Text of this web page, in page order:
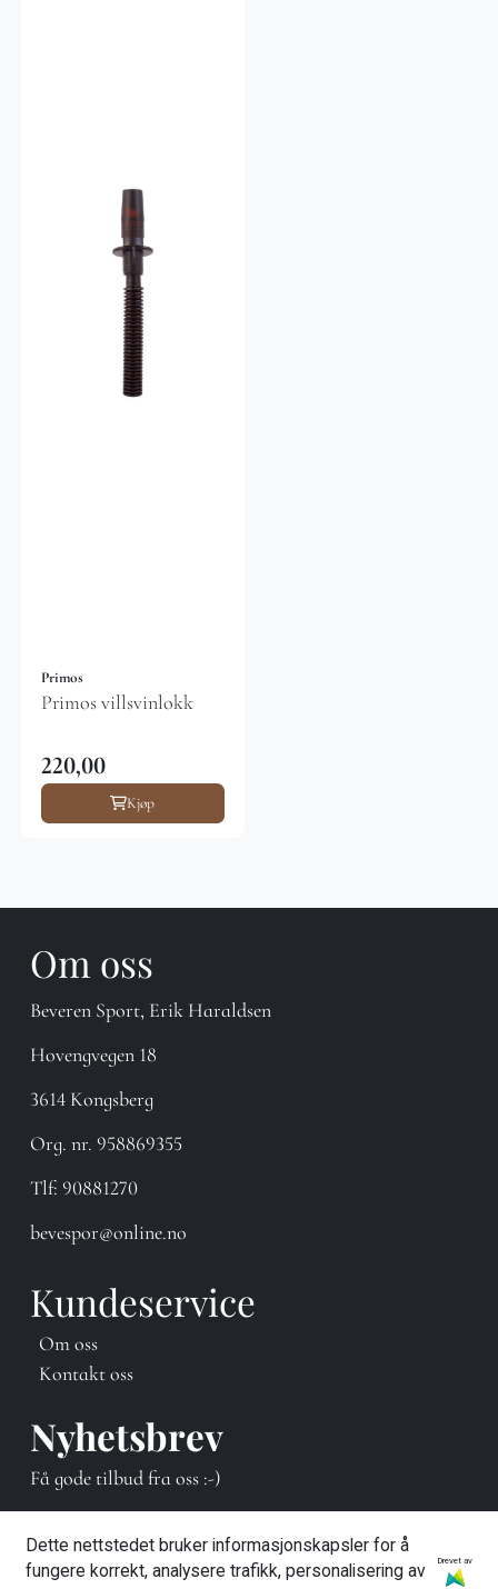
Primos
Primos villsvinlokk
220,00
Kjøp
Om oss
Beveren Sport, Erik Haraldsen
Hovengvegen 18
3614 Kongsberg
Org. nr. 958869355
Tlf: 90881270
bevespor@online.no
Kundeservice
Om oss
Kontakt oss
Nyhetsbrev
Få gode tilbud fra oss :-)
Dette nettstedet bruker informasjonskapsler for å
fungere korrekt, analysere trafikk, personalisering av
Drevet av